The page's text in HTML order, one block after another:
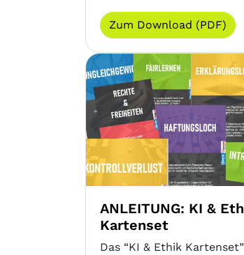
Zum Download (PDF)
ANLEITUNG: KI &
Kartenset
Das “KI & Ethik